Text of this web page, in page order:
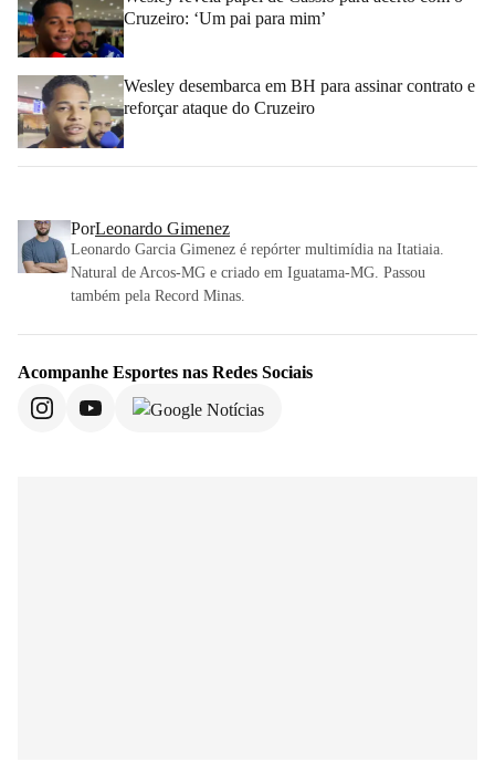
Cruzeiro: ‘Um pai para mim’
Wesley desembarca em BH para assinar contrato e
reforçar ataque do Cruzeiro
PorLeonardo Gimenez
Leonardo Garcia Gimenez é repórter multimídia na Itatiaia.
Natural de Arcos-MG e criado em Iguatama-MG. Passou
também pela Record Minas.
Acompanhe Esportes nas Redes Sociais